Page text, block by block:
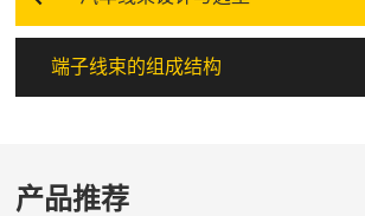
端子线束的组成结构
产品推荐